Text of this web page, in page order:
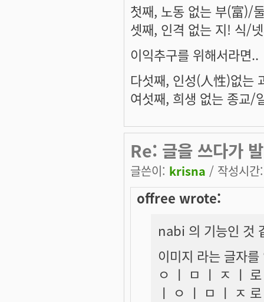
첫째, 노동 없는 부(富)/
셋째, 인격 없는 지! 식/
이익추구를 위해서라면..
다섯째, 인성(人性)없는
여섯째, 희생 없는 종교/
Re: 글을 쓰다가
글쓴이: krisna / 작성시
offree wrote:
nabi 의 기능인 것
이미지 라는 글자
ㅇ ㅣ ㅁ ㅣ ㅈ ㅣ
ㅣ ㅇ ㅣ ㅁ ㅣ ㅈ